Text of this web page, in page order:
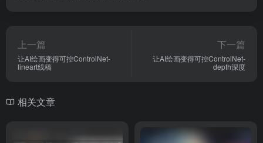
上一篇
让AI绘画变得可控ControlNet-
lineart线稿
下一篇
让AI绘画变得可控ControlNet-
depth深度
相关文章